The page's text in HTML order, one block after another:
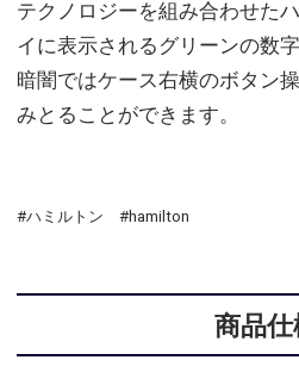
テクノロジーを組み合わせた
イに表示されるグリーンの数
暗闇ではケース右横のボタン
みとることができます。
#ハミルトン #hamilton
商品仕